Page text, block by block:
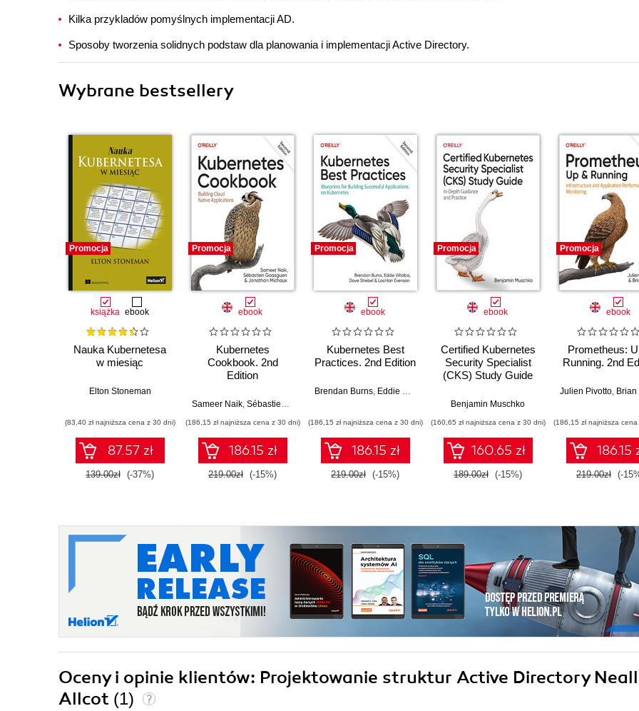
Kilka przykladów pomyślnych implementacji AD.
Sposoby tworzenia solidnych podstaw dla planowania i implementacji Active Directory.
Wybrane bestsellery
Promocja
książka ebook
Nauka Kubernetesa
w miesiąc
Elton Stoneman
(83,40 zł najniższa cena z 30 dni)
87.57 zł
139.00zł (-37%)
Promocja
ebook
Kubernetes
Cookbook. 2nd
Edition
Sameer Naik, Sébastien Goasguen
(186,15 zł najniższa cena z 30 dni)
186.15 zł
219.00zł (-15%)
Promocja
ebook
Kubernetes Best
Practices. 2nd Edition
Brendan Burns, Eddie Villalba
(186,15 zł najniższa cena z 30 dni)
186.15 zł
219.00zł (-15%)
Promocja
ebook
Certified Kubernetes
Security Specialist
(CKS) Study Guide
Benjamin Muschko
(160,65 zł najniższa cena z 30 dni)
160.65 zł
189.00zł (-15%)
Promocja
ebook
Prometheus:
Running. 2nd
Julien Pivotto, Brian
(186,15 zł najniższa
186.15
219.00zł (-
Oceny i opinie klientów: Projektowanie struktur Active Directory Neall
Allcot (1)